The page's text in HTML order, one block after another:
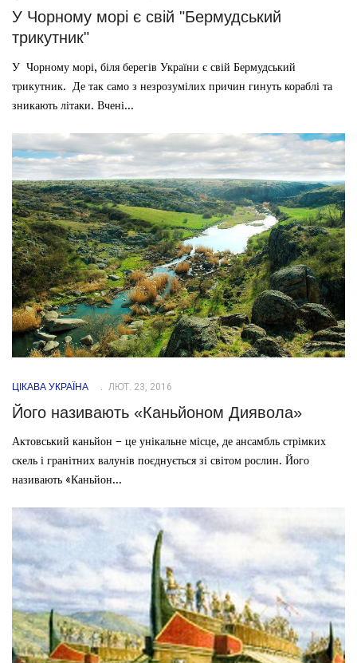
У Чорному морі є свій "Бермудський
трикутник"
У Чорному морі, біля берегів України є свій Бермудський
трикутник. Де так само з незрозумілих причин гинуть кораблі та
зникають літаки. Вчені...
ЦІКАВА УКРАЇНА ЛЮТ. 23, 2016
Його називають «Каньйоном Диявола»
Актовський каньйон – це унікальне місце, де ансамбль стрімких
скель і гранітних валунів поєднується зі світом рослин. Його
називають «Каньйон...